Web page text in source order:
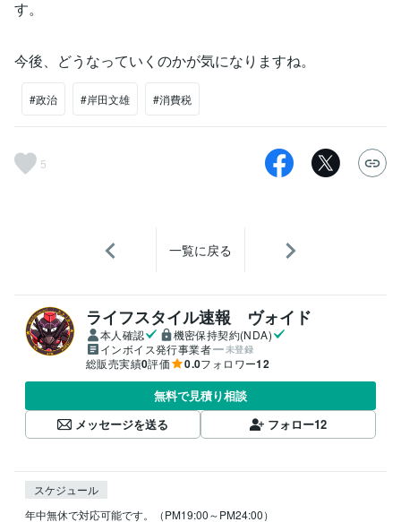
す。
今後、どうなっていくのかが気になりますね。
#政治 #岸田文雄 #消費税
5
一覧に戻る
ライフスタイル速報 ヴォイド
本人確認
機密保持契約(NDA)
インボイス発行事業者
未登録
総販売実績0評価 0.0フォロワー12
無料で見積り相談
メッセージを送る
フォロー12
スケジュール
年中無休で対応可能です。（PM19:00～PM24:00）